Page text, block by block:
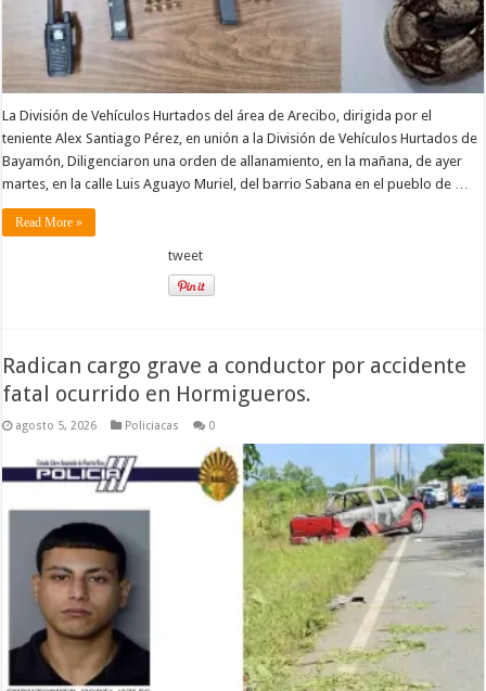
La División de Vehículos Hurtados del área de Arecibo, dirigida por el
teniente Alex Santiago Pérez, en unión a la División de Vehículos Hurtados de
Bayamón, Diligenciaron una orden de allanamiento, en la mañana, de ayer
martes, en la calle Luis Aguayo Muriel, del barrio Sabana en el pueblo de …
Read More »
tweet
Radican cargo grave a conductor por accidente
fatal ocurrido en Hormigueros.
agosto 5, 2026 Policiacas 0